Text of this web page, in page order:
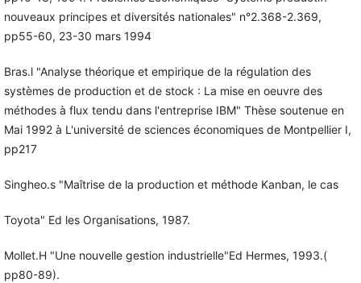
nouveaux principes et diversités nationales" n°2.368-2.369,
pp55-60, 23-30 mars 1994
Bras.l "Analyse théorique et empirique de la régulation des
systèmes de production et de stock : La mise en oeuvre des
méthodes à flux tendu dans l'entreprise IBM" Thèse soutenue en
Mai 1992 à L'université de sciences économiques de Montpellier I,
pp217
Singheo.s "Maîtrise de la production et méthode Kanban, le cas
Toyota" Ed les Organisations, 1987.
Mollet.H "Une nouvelle gestion industrielle"Ed Hermes, 1993.(
pp80-89).